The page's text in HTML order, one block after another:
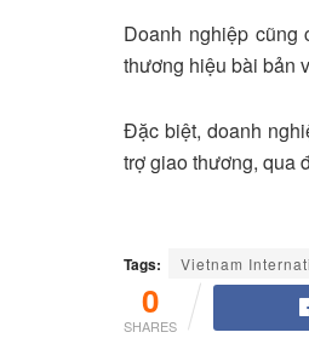
Doanh nghiệp
thương hiệu bài bản
Đặc biệt, doanh
trợ giao thương, qua
Tags: Vietnam
0
SHARES